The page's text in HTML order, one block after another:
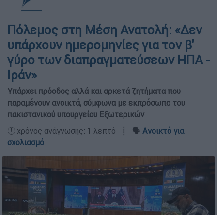
Πόλεμος στη Μέση Ανατολή: «Δεν
υπάρχουν ημερομηνίες για τον β'
γύρο των διαπραγματεύσεων ΗΠΑ -
Ιράν»
Υπάρχει πρόοδος αλλά και αρκετά ζητήματα που
παραμένουν ανοικτά, σύμφωνα με εκπρόσωπο του
πακιστανικού υπουργείου Εξωτερικών
🕛 χρόνος ανάγνωσης: 1 λεπτό ┋ 🗣️ Ανοικτό για
σχολιασμό